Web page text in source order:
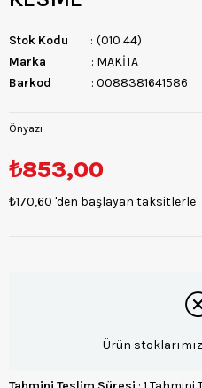
Stok Kodu
(010 44)
Marka
: MAKİTA
Barkod
: 0088381641586
Önyazı
₺853,00
₺170,60 'den başlayan taksitlerle
Ürün